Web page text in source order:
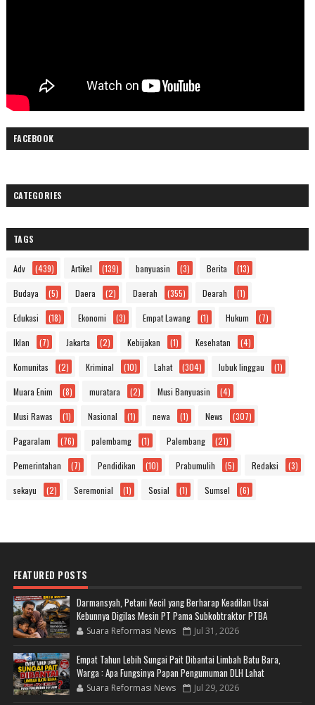
FACEBOOK
CATEGORIES
TAGS
Adv (439) Artikel (139) banyuasin (3) Berita (13)
Budaya (5) Daera (2) Daerah (355) Dearah (1)
Edukasi (18) Ekonomi (3) Empat Lawang (1) Hukum (7)
Iklan (7) Jakarta (2) Kebijakan (1) Kesehatan (4)
Komunitas (2) Kriminal (10) Lahat (304) lubuk linggau (1)
Muara Enim (8) muratara (2) Musi Banyuasin (4)
Musi Rawas (1) Nasional (1) newa (1) News (307)
Pagaralam (76) palembamg (1) Palembang (21)
Pemerintahan (7) Pendidikan (10) Prabumulih (5) Redaksi (3)
sekayu (2) Seremonial (1) Sosial (1) Sumsel (6)
FEATURED POSTS
Darmansyah, Petani Kecil yang Berharap Keadilan Usai
Kebunnya Digilas Mesin PT Pama Subkobtraktor PTBA
Suara Reformasi News Jul 31, 2026
Empat Tahun Lebih Sungai Pait Dibantai Limbah Batu Bara,
Warga : Apa Fungsinya Papan Pengumuman DLH Lahat
Suara Reformasi News Jul 29, 2026